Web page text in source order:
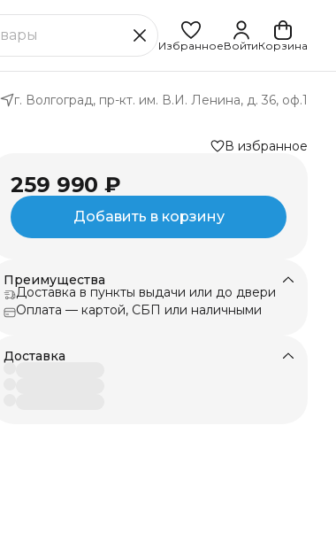
ИзбранноеВойтиКорзина
г. Волгоград, пр-кт. им. В.И. Ленина, д. 36, оф.1
В избранное
259 990 ₽
Добавить в корзину
Преимущества
Доставка в пункты выдачи или до двери
Оплата — картой, СБП или наличными
Доставка